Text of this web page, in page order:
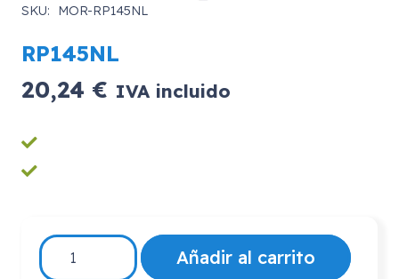
SKU: MOR-RP145NL
RP145NL
20,24 € IVA incluido
RP145NL
cantidad
Añadir al carrito